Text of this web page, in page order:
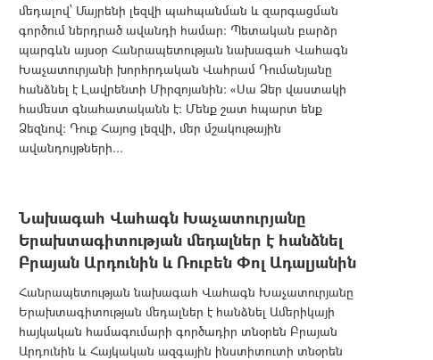
մեդալով՝ Մայրենի լեզվի պահպանման և զարգացման
գործում ներդրած ավանդի համար: Պետական բարձր
պարգևն այսօր Հանրապետության նախագահ Վահագն
Խաչատուրյանի խորհրդական Վահրամ Դումանյանը
հանձնել է Լավրենտի Միրզոյանին: «Սա Ձեր վաստակի
համեստ գնահատականն է: Մենք շատ հպարտ ենք
Ձեզնով: Դուք Հայոց լեզվի, մեր մշակութային
ավանդույթների...
Նախագահ Վահագն Խաչատուրյանը
Երախտագիտության մեդալներ է հանձնել
Բրայան Արդունին և Ռուբեն Փոլ Ադալյանին
Հանրապետության նախագահ Վահագն Խաչատուրյանը
Երախտագիտության մեդալներ է հանձնել Ամերիկայի
հայկական համագումարի գործադիր տնօրեն Բրայան
Արդունին և Հայկական ազգային ինստիտուտի տնօրեն